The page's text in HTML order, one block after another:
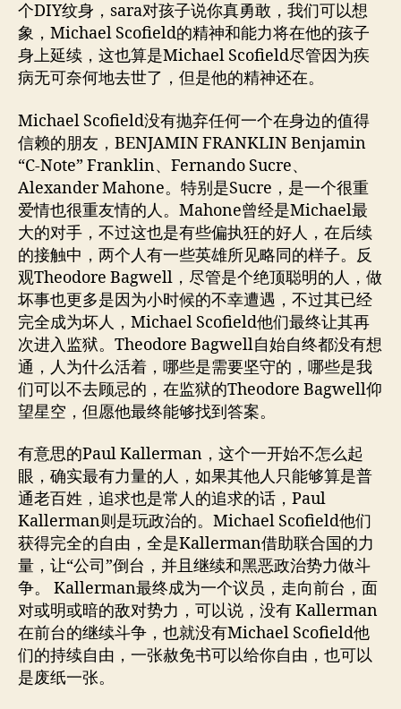
个DIY纹身，sara对孩子说你真勇敢，我们可以想
象，Michael Scofield的精神和能力将在他的孩子
身上延续，这也算是Michael Scofield尽管因为疾
病无可奈何地去世了，但是他的精神还在。
Michael Scofield没有抛弃任何一个在身边的值得
信赖的朋友，BENJAMIN FRANKLIN Benjamin
“C-Note” Franklin、Fernando Sucre、
Alexander Mahone。特别是Sucre，是一个很重
爱情也很重友情的人。Mahone曾经是Michael最
大的对手，不过这也是有些偏执狂的好人，在后续
的接触中，两个人有一些英雄所见略同的样子。反
观Theodore Bagwell，尽管是个绝顶聪明的人，做
坏事也更多是因为小时候的不幸遭遇，不过其已经
完全成为坏人，Michael Scofield他们最终让其再
次进入监狱。Theodore Bagwell自始自终都没有想
通，人为什么活着，哪些是需要坚守的，哪些是我
们可以不去顾忌的，在监狱的Theodore Bagwell仰
望星空，但愿他最终能够找到答案。
有意思的Paul Kallerman，这个一开始不怎么起
眼，确实最有力量的人，如果其他人只能够算是普
通老百姓，追求也是常人的追求的话，Paul
Kallerman则是玩政治的。Michael Scofield他们
获得完全的自由，全是Kallerman借助联合国的力
量，让“公司”倒台，并且继续和黑恶政治势力做斗
争。 Kallerman最终成为一个议员，走向前台，面
对或明或暗的敌对势力，可以说，没有 Kallerman
在前台的继续斗争，也就没有Michael Scofield他
们的持续自由，一张赦免书可以给你自由，也可以
是废纸一张。